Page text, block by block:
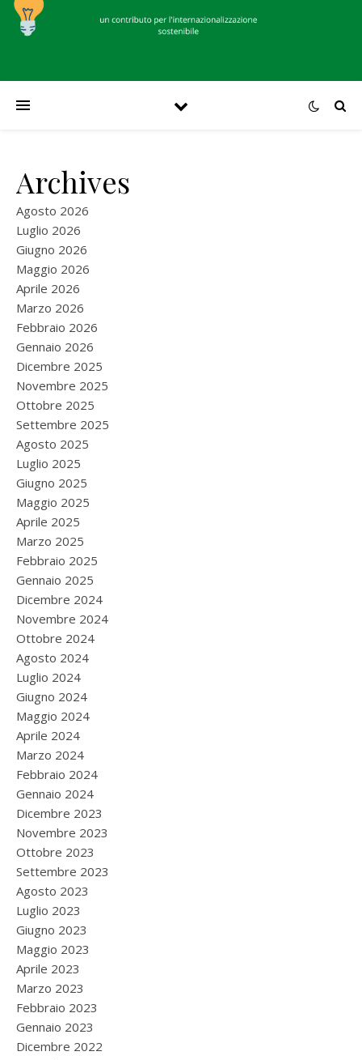
Archives
Agosto 2026
Luglio 2026
Giugno 2026
Maggio 2026
Aprile 2026
Marzo 2026
Febbraio 2026
Gennaio 2026
Dicembre 2025
Novembre 2025
Ottobre 2025
Settembre 2025
Agosto 2025
Luglio 2025
Giugno 2025
Maggio 2025
Aprile 2025
Marzo 2025
Febbraio 2025
Gennaio 2025
Dicembre 2024
Novembre 2024
Ottobre 2024
Agosto 2024
Luglio 2024
Giugno 2024
Maggio 2024
Aprile 2024
Marzo 2024
Febbraio 2024
Gennaio 2024
Dicembre 2023
Novembre 2023
Ottobre 2023
Settembre 2023
Agosto 2023
Luglio 2023
Giugno 2023
Maggio 2023
Aprile 2023
Marzo 2023
Febbraio 2023
Gennaio 2023
Dicembre 2022